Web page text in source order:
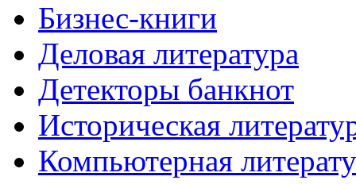
Бизнес-книги
Деловая литература
Детекторы банкнот
Историческая
Компьютерная